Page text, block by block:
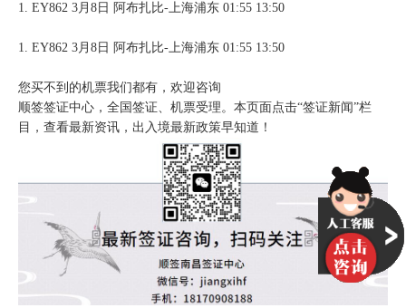
1. EY862 3月8日 阿布扎比-上海浦东 01:55 13:50
1. EY862 3月8日 阿布扎比-上海浦东 01:55 13:50
您买不到的机票我们都有，欢迎咨询
顺签签证中心，全国签证、机票受理。本页面点击“签证新闻”栏
目，查看最新资讯，出入境最新政策早知道！